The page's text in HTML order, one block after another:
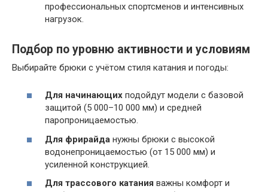
профессиональных спортсменов и интенсивных
нагрузок.
Подбор по уровню активности и условиям
Выбирайте брюки с учётом стиля катания и погоды:
Для начинающих подойдут модели с базовой
защитой (5 000–10 000 мм) и средней
паропроницаемостью.
Для фрирайда нужны брюки с высокой
водонепроницаемостью (от 15 000 мм) и
усиленной конструкцией.
Для трассового катания важны комфорт и